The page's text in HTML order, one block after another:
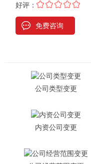
好评：
免费咨询
公司类型变更
内资公司变更